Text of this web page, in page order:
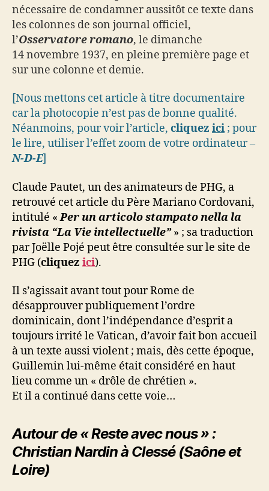
nécessaire de condamner aussitôt ce texte dans
les colonnes de son journal officiel,
l’Osservatore romano, le dimanche
14 novembre 1937, en pleine première page et
sur une colonne et demie.
[Nous mettons cet article à titre documentaire
car la photocopie n’est pas de bonne qualité.
Néanmoins, pour voir l’article, cliquez ici ; pour
le lire, utiliser l’effet zoom de votre ordinateur –
N-D-E]
Claude Pautet, un des animateurs de PHG, a
retrouvé cet article du Père Mariano Cordovani,
intitulé «Per un articolo stampato nella la
rivista “La Vie intellectuelle”» ; sa traduction
par Joëlle Pojé peut être consultée sur le site de
PHG (cliquez ici).
Il s’agissait avant tout pour Rome de
désapprouver publiquement l’ordre
dominicain, dont l’indépendance d’esprit a
toujours irrité le Vatican, d’avoir fait bon accueil
à un texte aussi violent ; mais, dès cette époque,
Guillemin lui-même était considéré en haut
lieu comme un « drôle de chrétien ».
Et il a continué dans cette voie…
Autour de « Reste avec nous » :
Christian Nardin à Clessé (Saône et
Loire)